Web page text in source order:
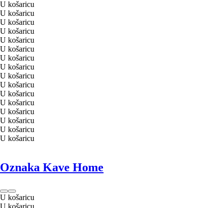
U košaricu
U košaricu
U košaricu
U košaricu
U košaricu
U košaricu
U košaricu
U košaricu
U košaricu
U košaricu
U košaricu
U košaricu
U košaricu
U košaricu
U košaricu
U košaricu
Oznaka Kave Home
U košaricu
U košaricu